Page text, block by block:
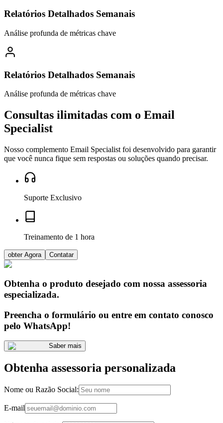
Relatórios Detalhados Semanais
Análise profunda de métricas chave
Relatórios Detalhados Semanais
Análise profunda de métricas chave
Consultas ilimitadas com o Email
Specialist
Nosso complemento Email Specialist foi desenvolvido para garantir
que você nunca fique sem respostas ou soluções quando precisar.
Suporte Exclusivo
Treinamento de 1 hora
obter Agora Contatar
Obtenha o produto desejado com nossa assessoria
especializada.
Preencha o formulário ou entre em contato conosco
pelo WhatsApp!
Saber mais
Obtenha assessoria personalizada
Nome ou Razão Social:
E-mail